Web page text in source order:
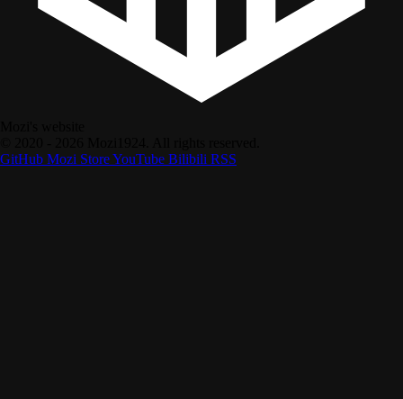
GitHub Mozi StoreYouTube Bilibili RSS